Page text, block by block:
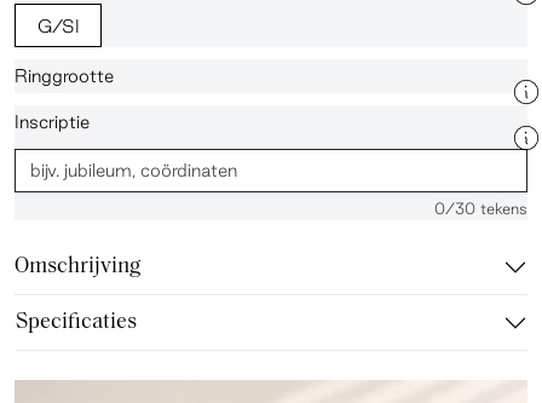
G/SI
Ringgrootte
Inscriptie
0/30 tekens
Omschrijving
Specificaties